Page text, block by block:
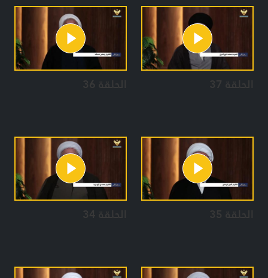
الحلقة 37 الحلقة 36
الحلقة 35 الحلقة 34